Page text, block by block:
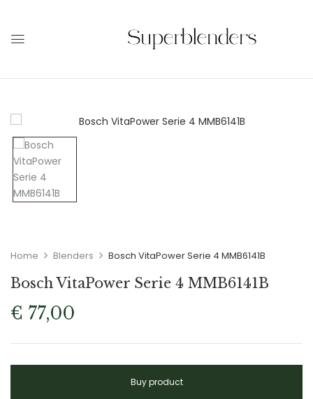
Home Blenders Bosch VitaPower Serie 4 MMB6141B
Bosch VitaPower Serie 4 MMB6141B
€ 77,00
Buy product